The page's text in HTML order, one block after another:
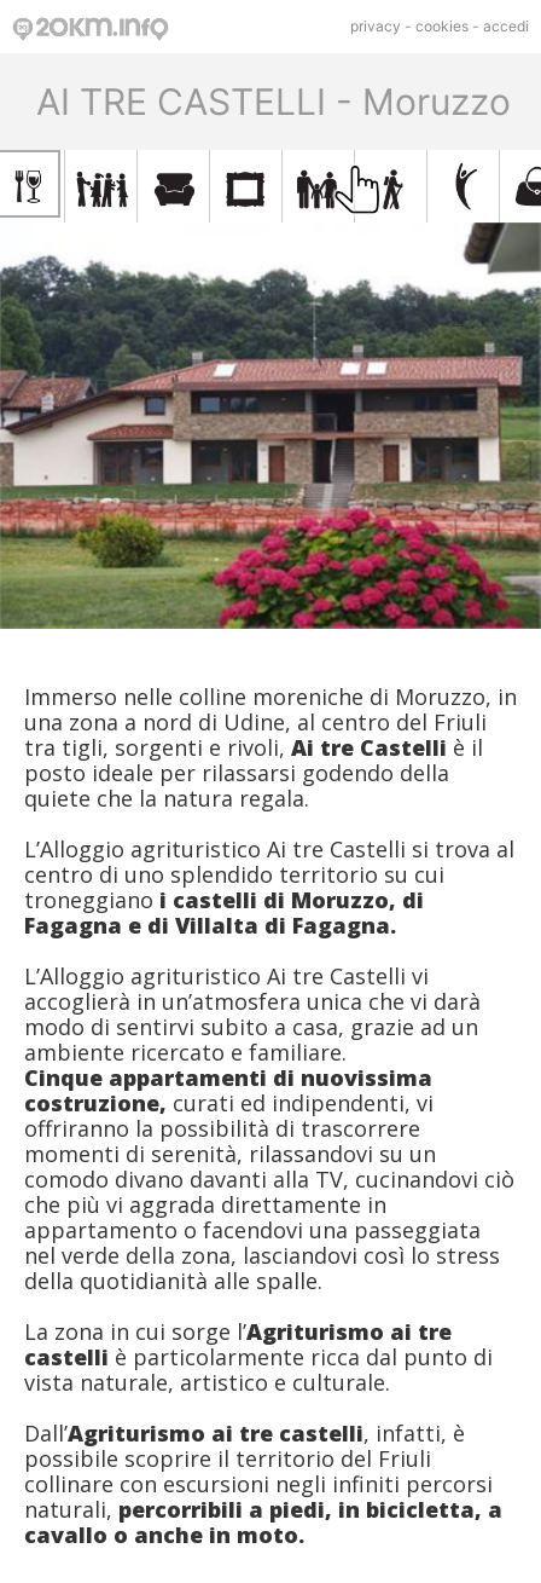
privacy - cookies - accedi
AI TRE CASTELLI - Moruzzo
Immerso nelle colline moreniche di Moruzzo, in
una zona a nord di Udine, al centro del Friuli
tra tigli, sorgenti e rivoli, Ai tre Castelli è il
posto ideale per rilassarsi godendo della
quiete che la natura regala.
L’Alloggio agrituristico Ai tre Castelli si trova al
centro di uno splendido territorio su cui
troneggiano i castelli di Moruzzo, di
Fagagna e di Villalta di Fagagna.
L’Alloggio agrituristico Ai tre Castelli vi
accoglierà in un’atmosfera unica che vi darà
modo di sentirvi subito a casa, grazie ad un
ambiente ricercato e familiare.
Cinque appartamenti di nuovissima
costruzione, curati ed indipendenti, vi
offriranno la possibilità di trascorrere
momenti di serenità, rilassandovi su un
comodo divano davanti alla TV, cucinandovi ciò
che più vi aggrada direttamente in
appartamento o facendovi una passeggiata
nel verde della zona, lasciandovi così lo stress
della quotidianità alle spalle.
La zona in cui sorge l’Agriturismo ai tre
castelli è particolarmente ricca dal punto di
vista naturale, artistico e culturale.
Dall’Agriturismo ai tre castelli, infatti, è
possibile scoprire il territorio del Friuli
collinare con escursioni negli infiniti percorsi
naturali, percorribili a piedi, in bicicletta, a
cavallo o anche in moto.